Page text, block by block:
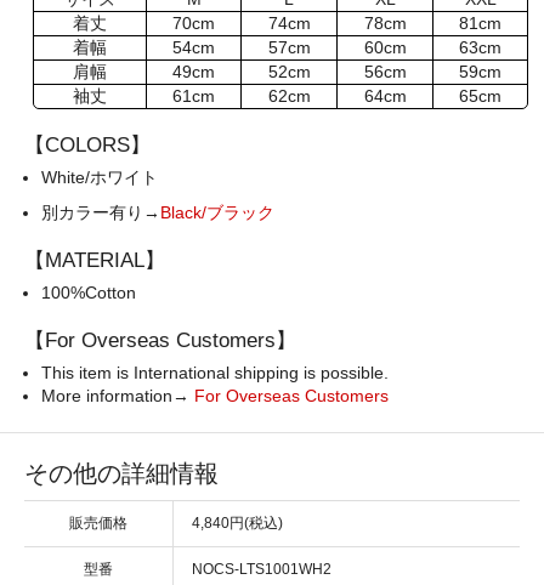
着丈
70cm 74cm 78cm
81cm
着幅
54cm 57cm 60cm
63cm
肩幅
49cm 52cm 56cm
59cm
袖丈
61cm 62cm 64cm 65cm
【COLORS】
White/ホワイト
別カラー有り→ Black/ブラック
【MATERIAL】
100%Cotton
【For Overseas Customers】
This item is International shipping is possible.
More information→ For Overseas Customers
その他の詳細情報
販売価格 4,840円(税込)
型番 NOCS-LTS1001WH2